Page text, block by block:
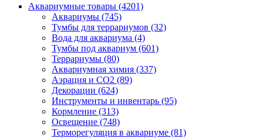
Аквариумные товары (4201)
Аквариумы (745)
Тумбы для террариумов (32)
Вода для аквариума (4)
Тумбы под аквариум (601)
Террариумы (80)
Аквариумная химия (337)
Аэрация и CO2 (89)
Декорации (624)
Инструменты и инвентарь (95)
Кормление (313)
Освещение (748)
Терморегуляция в аквариуме (81)